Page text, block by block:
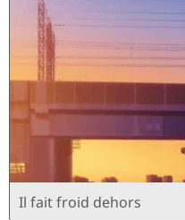
Il fait froid dehors